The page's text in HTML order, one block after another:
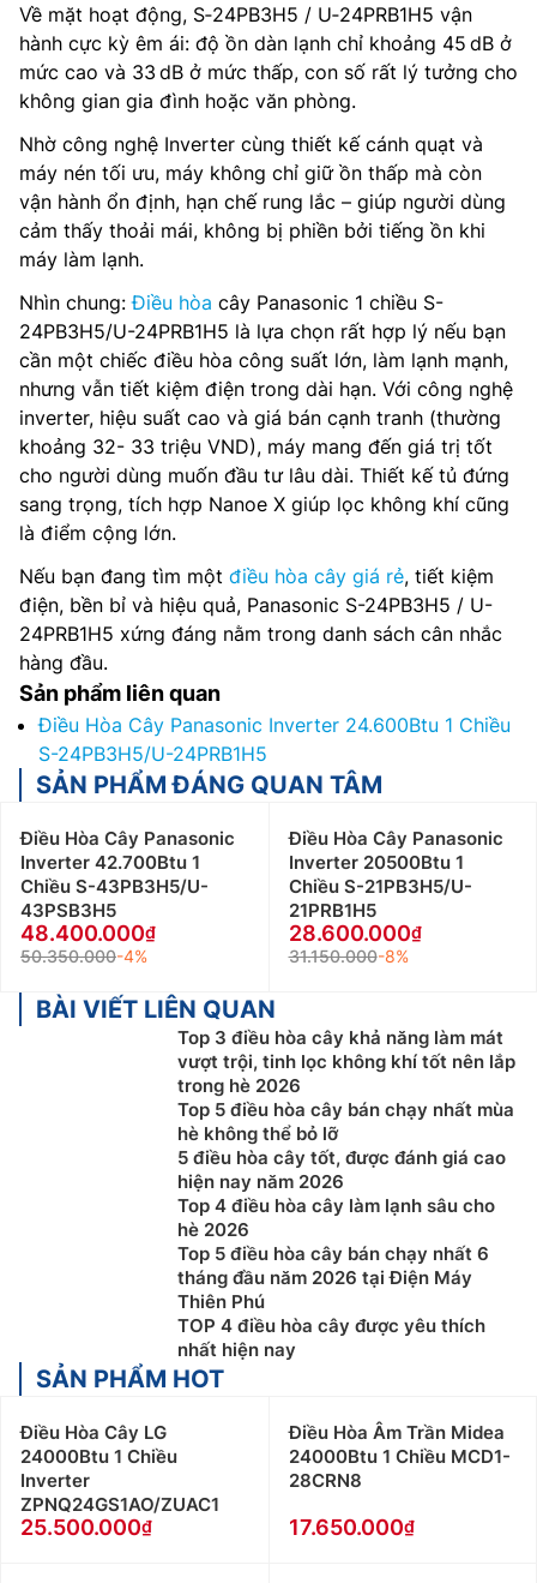
Về mặt hoạt động, S‑24PB3H5 / U‑24PRB1H5 vận
hành cực kỳ êm ái: độ ồn dàn lạnh chỉ khoảng 45 dB ở
mức cao và 33 dB ở mức thấp, con số rất lý tưởng cho
không gian gia đình hoặc văn phòng.
Nhờ công nghệ Inverter cùng thiết kế cánh quạt và
máy nén tối ưu, máy không chỉ giữ ồn thấp mà còn
vận hành ổn định, hạn chế rung lắc – giúp người dùng
cảm thấy thoải mái, không bị phiền bởi tiếng ồn khi
máy làm lạnh.
Nhìn chung:Điều hòa cây Panasonic 1 chiều S-
24PB3H5/U-24PRB1H5 là lựa chọn rất hợp lý nếu bạn
cần một chiếc điều hòa công suất lớn, làm lạnh mạnh,
nhưng vẫn tiết kiệm điện trong dài hạn. Với công nghệ
inverter, hiệu suất cao và giá bán cạnh tranh (thường
khoảng 32- 33 triệu VND), máy mang đến giá trị tốt
cho người dùng muốn đầu tư lâu dài. Thiết kế tủ đứng
sang trọng, tích hợp Nanoe X giúp lọc không khí cũng
là điểm cộng lớn.
Nếu bạn đang tìm một điều hòa cây giá rẻ, tiết kiệm
điện, bền bỉ và hiệu quả, Panasonic S-24PB3H5 / U-
24PRB1H5 xứng đáng nằm trong danh sách cân nhắc
hàng đầu.
Sản phẩm liên quan
Điều Hòa Cây Panasonic Inverter 24.600Btu 1 Chiều
S-24PB3H5/U-24PRB1H5
SẢN PHẨM ĐÁNG QUAN TÂM
Điều Hòa Cây Panasonic
Inverter 42.700Btu 1
Chiều S-43PB3H5/U-
43PSB3H5
48.400.000
50.350.000-4%
Điều Hòa Cây Panasonic
Inverter 20500Btu 1
Chiều S-21PB3H5/U-
21PRB1H5
28.600.000
31.150.000-8%
BÀI VIẾT LIÊN QUAN
Top 3 điều hòa cây khả năng làm mát
vượt trội, tinh lọc không khí tốt nên lắp
trong hè 2026
Top 5 điều hòa cây bán chạy nhất mùa
hè không thể bỏ lỡ
5 điều hòa cây tốt, được đánh giá cao
hiện nay năm 2026
Top 4 điều hòa cây làm lạnh sâu cho
hè 2026
Top 5 điều hòa cây bán chạy nhất 6
tháng đầu năm 2026 tại Điện Máy
Thiên Phú
TOP 4 điều hòa cây được yêu thích
nhất hiện nay
SẢN PHẨM HOT
Điều Hòa Cây LG
24000Btu 1 Chiều
Inverter
ZPNQ24GS1AO/ZUAC1
25.500.000
Điều Hòa Âm Trần Midea
24000Btu 1 Chiều MCD1-
28CRN8
17.650.000